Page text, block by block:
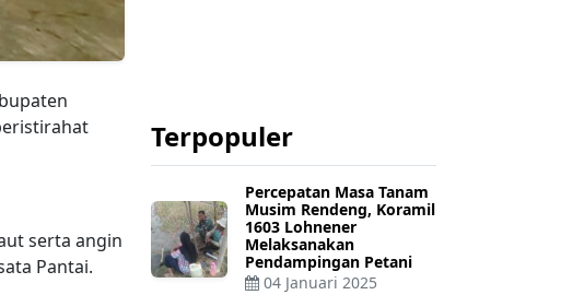
serta angin
Pantai.
Terpopuler
Percepatan Masa Tanam
Musim Rendeng, Koramil
1603 Lohnener
Melaksanakan
Pendampingan Petani
04 Januari 2025